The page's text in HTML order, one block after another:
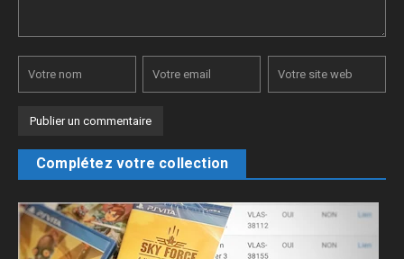
Complétez votre collection